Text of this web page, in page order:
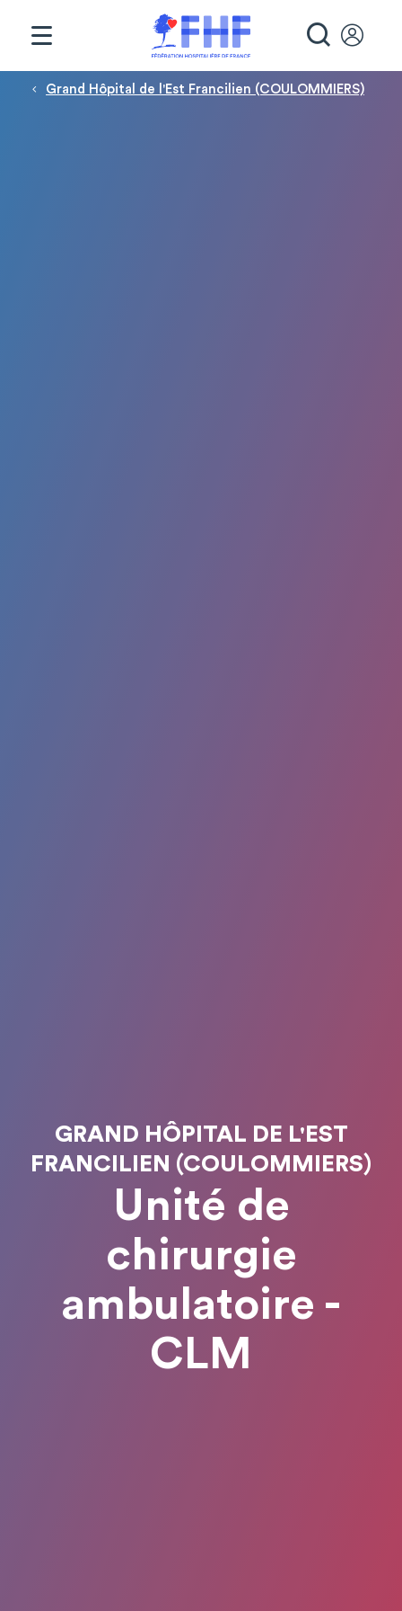
Fil d'Ariane
Grand Hôpital de l'Est Francilien (COULOMMIERS)
GRAND HÔPITAL DE L'EST
FRANCILIEN (COULOMMIERS)
Unité de
chirurgie
ambulatoire -
CLM
Panneau de gestion des cookies